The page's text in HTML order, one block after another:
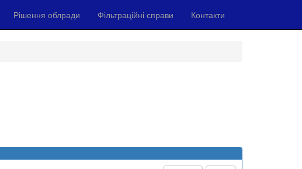
Рішення облради Фільтраційні справи Контакти